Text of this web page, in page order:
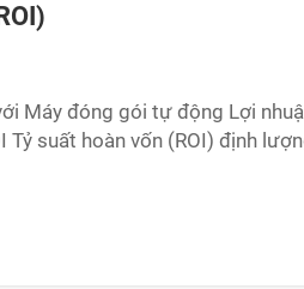
Máy đóng gói tự động Lợi
suất hoàn vốn (ROI) định
chi phí sở hữu (TCO). Đối với